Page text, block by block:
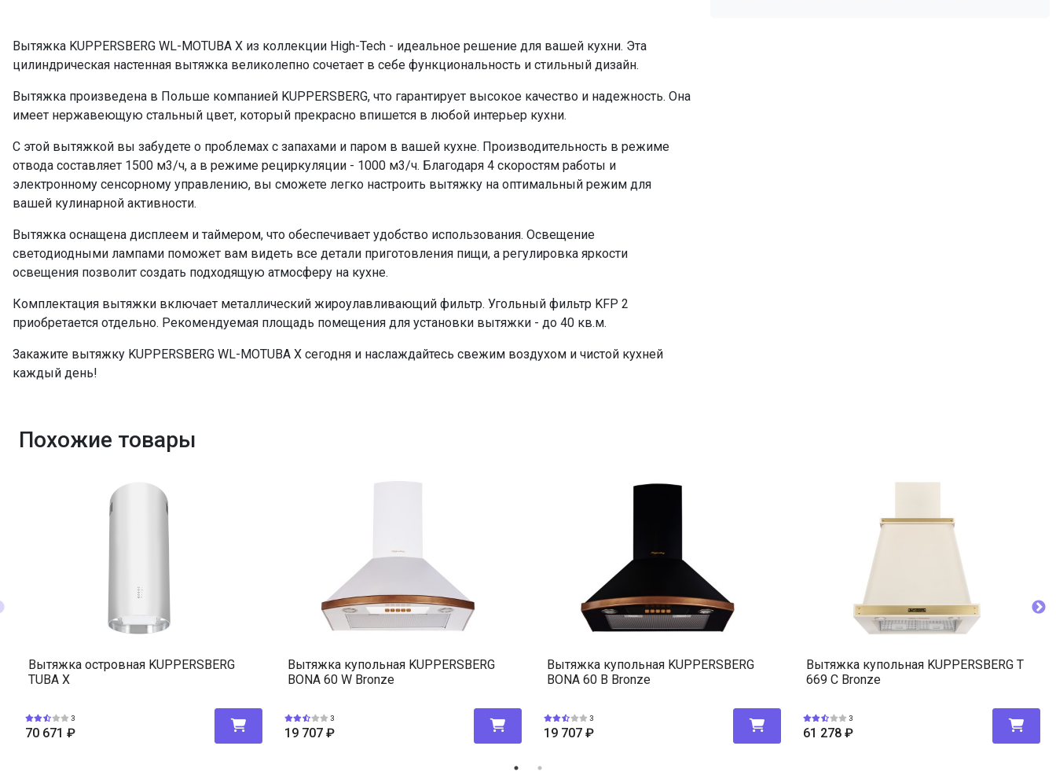
электронное сенсорное
Освещение
светодиодное
Количество ламп освещения
4
Регулировка яркости освещения
да
Угольный фильтр
KFP 2 (приобретается отдельно)
Фильтр
металлический жироулавливающий
ПРОМО Скидка
Вытяжка KUPPERSBERG WL-MOTUBA X из коллекции High-Tech - идеальное решение для вашей кухни. Эта
цилиндрическая настенная вытяжка великолепно сочетает в себе функциональность и стильный дизайн.
Вытяжка произведена в Польше компанией KUPPERSBERG, что гарантирует высокое качество и надежность. Она
имеет нержавеющую стальный цвет, который прекрасно впишется в любой интерьер кухни.
С этой вытяжкой вы забудете о проблемах с запахами и паром в вашей кухне. Производительность в режиме
отвода составляет 1500 м3/ч, а в режиме рециркуляции - 1000 м3/ч. Благодаря 4 скоростям работы и
электронному сенсорному управлению, вы сможете легко настроить вытяжку на оптимальный режим для
вашей кулинарной активности.
Вытяжка оснащена дисплеем и таймером, что обеспечивает удобство использования. Освещение
светодиодными лампами поможет вам видеть все детали приготовления пищи, а регулировка яркости
освещения позволит создать подходящую атмосферу на кухне.
Комплектация вытяжки включает металлический жироулавливающий фильтр. Угольный фильтр KFP 2
приобретается отдельно. Рекомендуемая площадь помещения для установки вытяжки - до 40 кв.м.
Закажите вытяжку KUPPERSBERG WL-MOTUBA X сегодня и наслаждайтесь свежим воздухом и чистой кухней
каждый день!
Похожие товары
Вытяжка островная KUPPERSBERG
TUBA X
3
70 671 ₽
Вытяжка купольная KUPPERSBERG
BONA 60 W Bronze
3
19 707 ₽
Вытяжка купольная KUPPERSBERG
BONA 60 B Bronze
3
19 707 ₽
Вытяжка купольная KUPPERSBERG T
669 C Bronze
3
61 278 ₽